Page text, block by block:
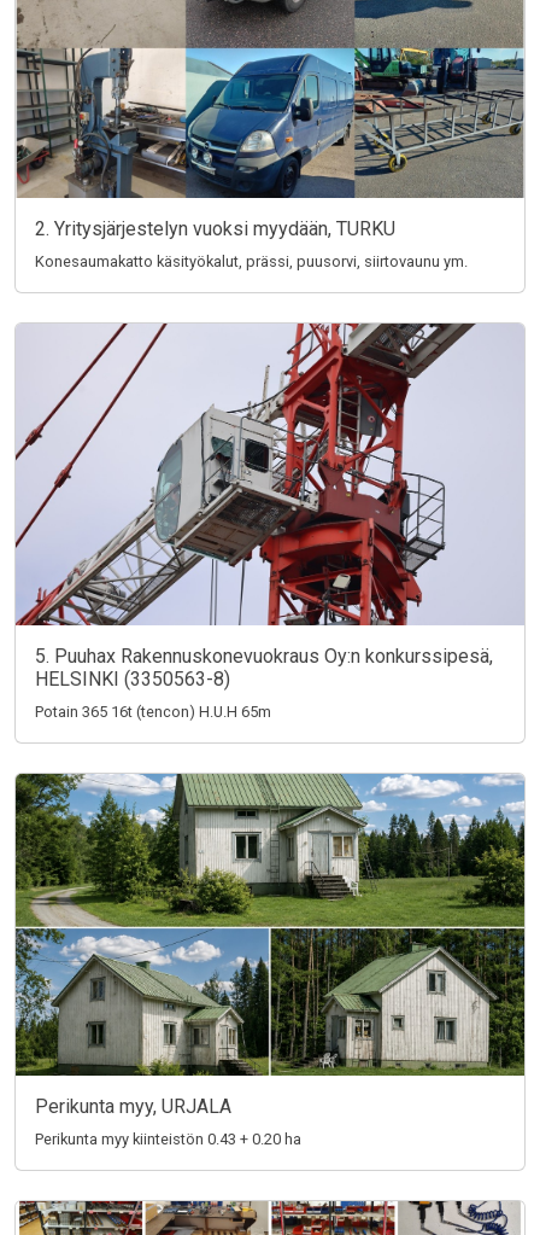
2. Yritysjärjestelyn vuoksi myydään, TURKU
Konesaumakatto käsityökalut, prässi, puusorvi, siirtovaunu ym.
5. Puuhax Rakennuskonevuokraus Oy:n konkurssipesä,
HELSINKI (3350563-8)
Potain 365 16t (tencon) H.U.H 65m
Perikunta myy, URJALA
Perikunta myy kiinteistön 0.43 + 0.20 ha